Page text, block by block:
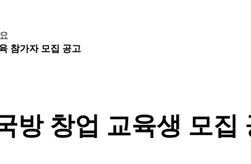
참가자 모집 공고
방 창업 교육생 모집